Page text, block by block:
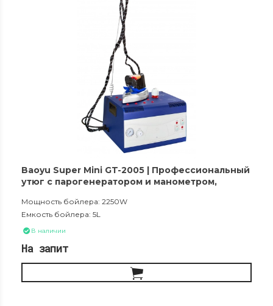
Baoyu Super Mini GT-2005 | Профессиональный
утюг с парогенератором и манометром,
Мощность бойлера: 2250W
Емкость бойлера: 5L
В наличии
На запит